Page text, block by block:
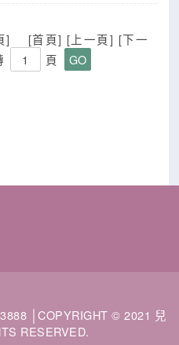
] [首頁] [上一頁] [下一
頁
│COPYRIGHT © 2021 兒
RESERVED.